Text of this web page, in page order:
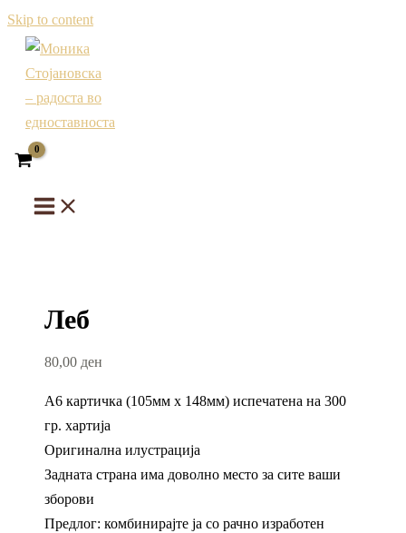
Skip to content
Леб
80,00 ден
А6 картичка (105мм х 148мм) испечатена на 300
гр. хартија
Оригинална илустрација
Задната страна има доволно место за сите ваши
зборови
Предлог: комбинирајте ја со рачно изработен